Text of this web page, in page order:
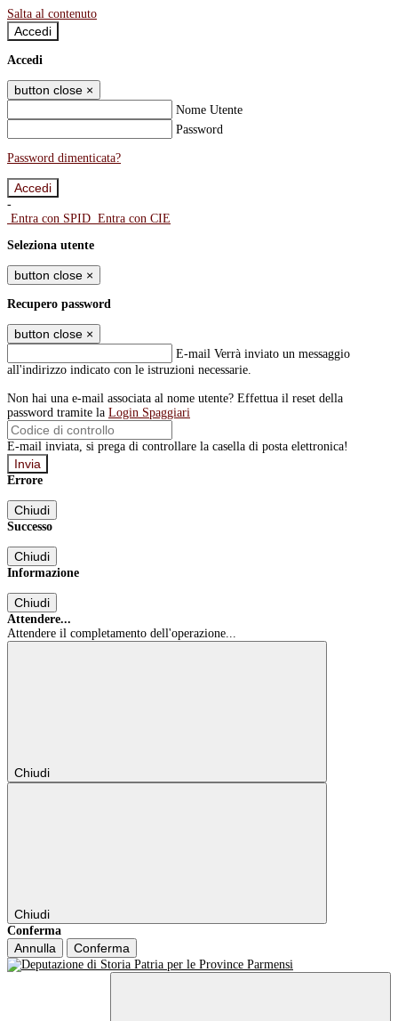
Salta al contenuto
Accedi
Accedi
button close ×
Nome Utente
Password
Password dimenticata?
-
Entra con SPID Entra con CIE
Seleziona utente
button close ×
Recupero password
button close ×
E-mail Verrà inviato un messaggio
all'indirizzo indicato con le istruzioni necessarie.
Non hai una e-mail associata al nome utente? Effettua il reset della
password tramite la Login Spaggiari
E-mail inviata, si prega di controllare la casella di posta elettronica!
Errore
Chiudi
Successo
Chiudi
Informazione
Chiudi
Attendere...
Attendere il completamento dell'operazione...
Chiudi
Chiudi
Conferma
Annulla Conferma